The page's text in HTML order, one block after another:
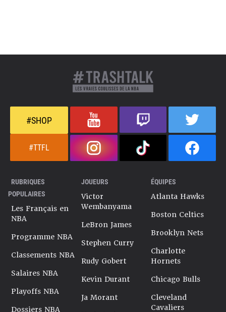
#SHOP
#TTFL
RUBRIQUES
POPULAIRES
Les Français en
NBA
Programme NBA
Classements NBA
Salaires NBA
Playoffs NBA
Dossiers NBA
JOUEURS
Victor
Wembanyama
LeBron James
Stephen Curry
Rudy Gobert
Kevin Durant
Ja Morant
ÉQUIPES
Atlanta Hawks
Boston Celtics
Brooklyn Nets
Charlotte
Hornets
Chicago Bulls
Cleveland
Cavaliers